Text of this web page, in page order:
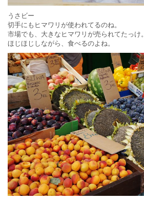
うさビー
切手にもヒマワリが使われてるのね。
市場でも、大きなヒマワリが売られてたっけ。
ほじほじしながら、食べるのよね。